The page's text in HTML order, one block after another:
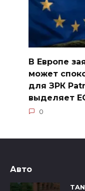
В Европе
может
для ЗРК
выделяет
0
Авто